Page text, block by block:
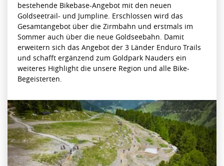
bestehende Bikebase-Angebot mit den neuen
Goldseetrail- und Jumpline. Erschlossen wird das
Gesamtangebot über die Zirmbahn und erstmals im
Sommer auch über die neue Goldseebahn. Damit
erweitern sich das Angebot der 3 Länder Enduro Trails
und schafft ergänzend zum Goldpark Nauders ein
weiteres Highlight die unsere Region und alle Bike-
Begeisterten.